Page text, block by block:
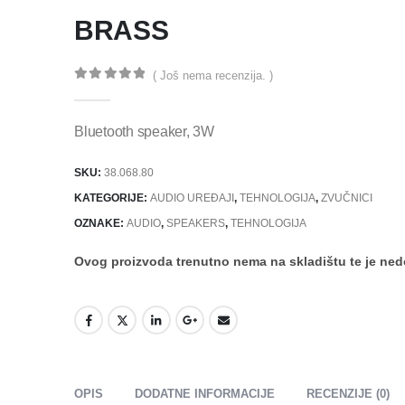
BRASS
( Još nema recenzija. )
Bluetooth speaker, 3W
SKU: 38.068.80
KATEGORIJE: AUDIO UREĐAJI , TEHNOLOGIJA, ZVUČNICI
OZNAKE: AUDIO, SPEAKERS, TEHNOLOGIJA
Ovog proizvoda trenutno nema na skladištu te je
OPIS DODATNE INFORMACIJE RECENZIJE (0)